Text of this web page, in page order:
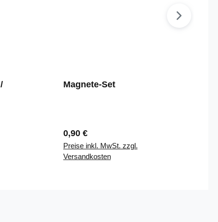
Magnete-Set
Regulärer Preis:
0,90 €
Preise inkl. MwSt. zzgl.
Versandkosten